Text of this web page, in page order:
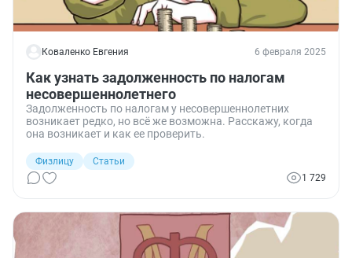
Коваленко Евгения 6 февраля 2025
Как узнать задолженность по налогам
несовершеннолетнего
Задолженность по налогам у несовершеннолетних
возникает редко, но всё же возможна. Расскажу, когда
она возникает и как ее проверить.
Физлицу
Статьи
1 729